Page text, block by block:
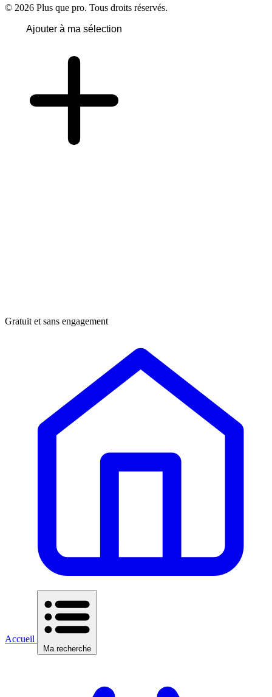
© 2026 Plus que pro. Tous droits réservés.
Ajouter à ma sélection
Gratuit et sans engagement
Accueil
Ma recherche